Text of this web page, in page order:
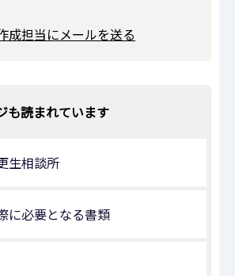
成担当にメールを送る
も読まれています
生相談所
に必要となる書類